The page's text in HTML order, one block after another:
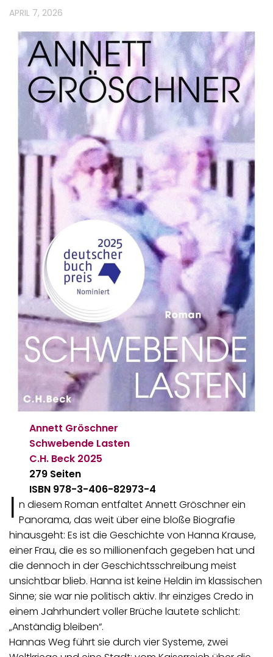
APRIL 7, 2026
Annett Gröschner
Schwebende Lasten
C.H. Beck 2025
279 Seiten
ISBN 978-3-406-82973-4
I n diesem Roman entfaltet Annett Gröschner ein
Panorama, das weit über eine bloße Biografie
hinausgeht: Es ist die Geschichte von Hanna Krause,
einer Frau, die es so millionenfach gegeben hat und
die dennoch in der Geschichtsschreibung meist
unsichtbar blieb. Hanna ist keine Heldin im klassischen
Sinne; sie war nie politisch aktiv. Ihr einziges Credo in
einem Jahrhundert voller Brüche lautete schlicht:
„Anständig bleiben“.
Hannas Weg führt sie durch vier Systeme, zwei